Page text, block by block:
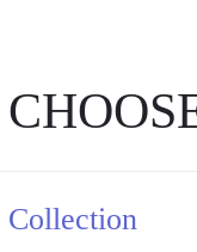
Collection